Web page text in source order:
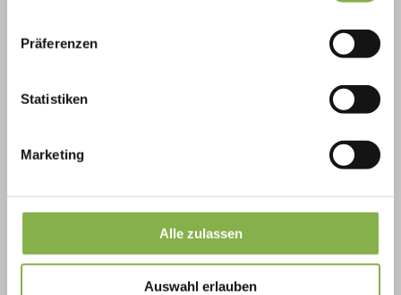
Präferenzen
Statistiken
Marketing
Alle zulassen
Auswahl erlauben
Elicit Plant
Lieu-dit le châtaignier
16220 Moulins-sur-tardoire
FRANCE